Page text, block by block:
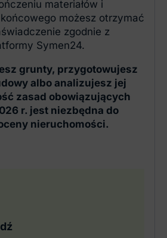
materiałów i
możesz otrzymać
zgodnie z
Symen24.
grunty, przygotowujesz
albo analizujesz jej
zasad obowiązujących
r. jest niezbędna do
nieruchomości.